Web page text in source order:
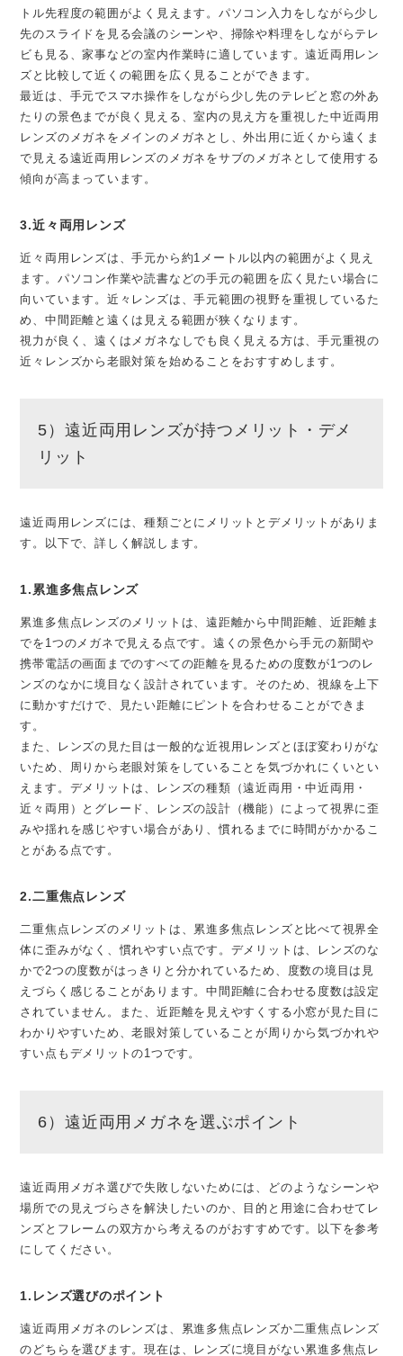
トル先程度の範囲がよく見えます。パソコン入力をしながら少し
先のスライドを見る会議のシーンや、掃除や料理をしながらテレ
ビも見る、家事などの室内作業時に適しています。遠近両用レン
ズと比較して近くの範囲を広く見ることができます。
最近は、手元でスマホ操作をしながら少し先のテレビと窓の外あ
たりの景色までが良く見える、室内の見え方を重視した中近両用
レンズのメガネをメインのメガネとし、外出用に近くから遠くま
で見える遠近両用レンズのメガネをサブのメガネとして使用する
傾向が高まっています。
3.近々両用レンズ
近々両用レンズは、手元から約1メートル以内の範囲がよく見え
ます。パソコン作業や読書などの手元の範囲を広く見たい場合に
向いています。近々レンズは、手元範囲の視野を重視しているた
め、中間距離と遠くは見える範囲が狭くなります。
視力が良く、遠くはメガネなしでも良く見える方は、手元重視の
近々レンズから老眼対策を始めることをおすすめします。
5）遠近両用レンズが持つメリット・デメ
リット
遠近両用レンズには、種類ごとにメリットとデメリットがありま
す。以下で、詳しく解説します。
1.累進多焦点レンズ
累進多焦点レンズのメリットは、遠距離から中間距離、近距離ま
でを1つのメガネで見える点です。遠くの景色から手元の新聞や
携帯電話の画面までのすべての距離を見るための度数が1つのレ
ンズのなかに境目なく設計されています。そのため、視線を上下
に動かすだけで、見たい距離にピントを合わせることができま
す。
また、レンズの見た目は一般的な近視用レンズとほぼ変わりがな
いため、周りから老眼対策をしていることを気づかれにくいとい
えます。デメリットは、レンズの種類（遠近両用・中近両用・
近々両用）とグレード、レンズの設計（機能）によって視界に歪
みや揺れを感じやすい場合があり、慣れるまでに時間がかかるこ
とがある点です。
2.二重焦点レンズ
二重焦点レンズのメリットは、累進多焦点レンズと比べて視界全
体に歪みがなく、慣れやすい点です。デメリットは、レンズのな
かで2つの度数がはっきりと分かれているため、度数の境目は見
えづらく感じることがあります。中間距離に合わせる度数は設定
されていません。また、近距離を見えやすくする小窓が見た目に
わかりやすいため、老眼対策していることが周りから気づかれや
すい点もデメリットの1つです。
6）遠近両用メガネを選ぶポイント
遠近両用メガネ選びで失敗しないためには、どのようなシーンや
場所での見えづらさを解決したいのか、目的と用途に合わせてレ
ンズとフレームの双方から考えるのがおすすめです。以下を参考
にしてください。
1.レンズ選びのポイント
遠近両用メガネのレンズは、累進多焦点レンズか二重焦点レンズ
のどちらを選びます。現在は、レンズに境目がない累進多焦点レ